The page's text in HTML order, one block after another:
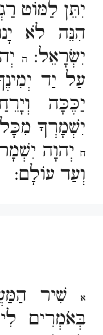
יִתֵּן לַמּוֹט
הִנֵּה לֹא
יִשְׂרָאֵל:ה
עַל יַד
יַכֶּכָּה
יִשְׁמָרְךָ
ח יְהוָה
וְעַד עוֹלָם:
א
שִׁיר
בְּאֹמְרִים